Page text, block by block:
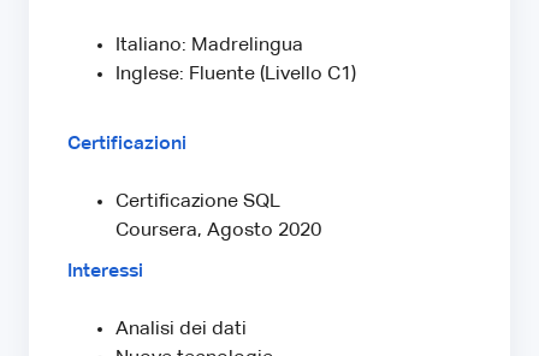
Italiano: Madrelingua
Inglese: Fluente (Livello C1)
Certificazioni
Certificazione SQL
Coursera, Agosto 2020
Interessi
Analisi dei dati